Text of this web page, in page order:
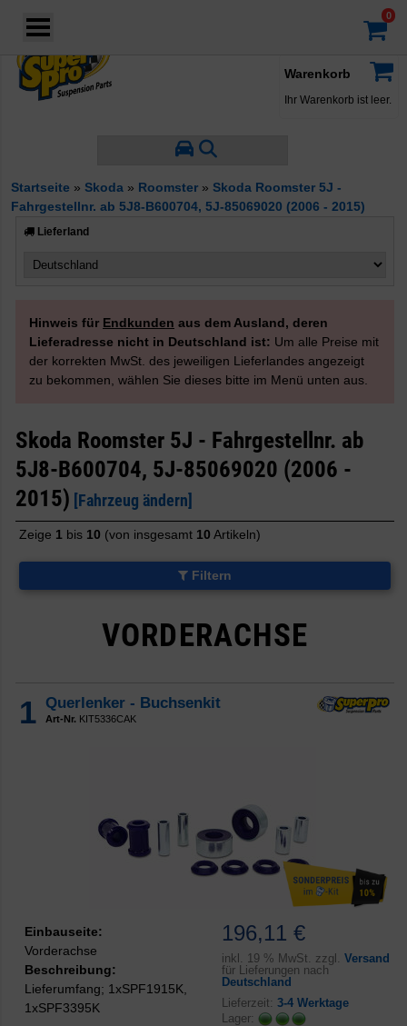
Warenkorb
Ihr Warenkorb ist leer.
Startseite » Skoda » Roomster » Skoda Roomster 5J -
Fahrgestellnr. ab 5J8-B600704, 5J-85069020 (2006 - 2015)
Lieferland
Hinweis für Endkunden aus dem Ausland, deren
Lieferadresse nicht in Deutschland ist: Um alle Preise mit
der korrekten MwSt. des jeweiligen Lieferlandes angezeigt
zu bekommen, wählen Sie dieses bitte im Menü unten aus.
Filter nach Hersteller
Achse
Vorderachse
Produkttyp
Starrachse-/Verbundlenkerachse-
Buchsen
Stabilisatorbuchsen
Motor- und Getriebelager
Skoda Roomster 5J - Fahrgestellnr. ab
5J8-B600704, 5J-85069020 (2006 -
2015)
[Fahrzeug ändern]
Zeige 1 bis 10 (von insgesamt 10 Artikeln)
Filtern
VORDERACHSE
1 Querlenker - Buchsenkit
Art-Nr. KIT5336CAK
196,11 €
inkl. 19 % MwSt. zzgl. Versand
für Lieferungen nach
Deutschland
Lieferzeit: 3-4 Werktage
Lager:
Einbauseite:
Vorderachse
Beschreibung:
Lieferumfang; 1xSPF1915K,
1xSPF3395K